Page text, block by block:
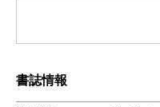
書誌情報